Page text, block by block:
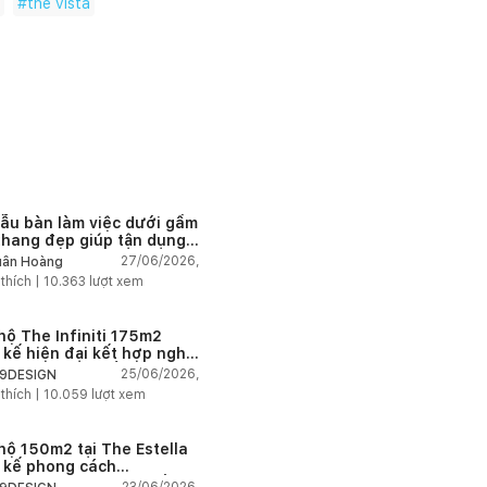
không gian thư giãn, dễ
bàn làm việc dưới gầm
đẹp giúp tận dụng
tưởng chừng bị bỏ
Hoàng
27/06/2026,
| 10.363 lượt xem
The Infiniti 175m2
hiện đại kết hợp nghệ
Modern Art đầy cảm xúc
25/06/2026,
| 10.059 lượt xem
150m2 tại The Estella
phong cách